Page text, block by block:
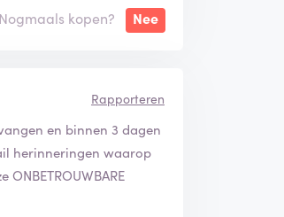
Nogmaals kopen? Nee
Rapporteren
en binnen 3 dagen
herinneringen waarop